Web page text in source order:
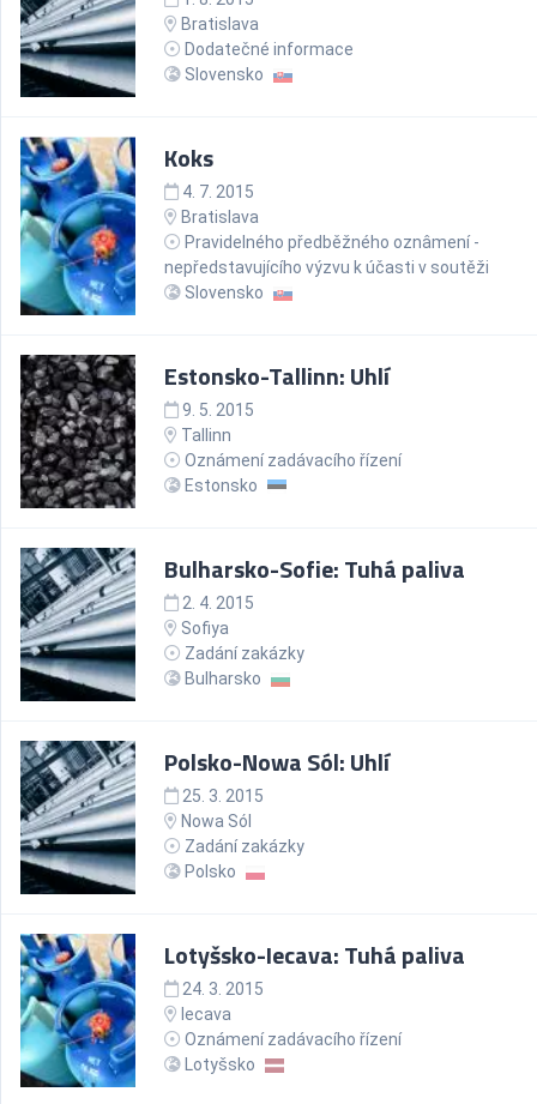
Bratislava
Dodatečné informace
Slovensko
Koks
4. 7. 2015
Bratislava
Pravidelného předběžného oznâmení -
nepředstavujícího výzvu k účasti v soutěži
Slovensko
Estonsko-Tallinn: Uhlí
9. 5. 2015
Tallinn
Oznámení zadávacího řízení
Estonsko
Bulharsko-Sofie: Tuhá paliva
2. 4. 2015
Sofiya
Zadání zakázky
Bulharsko
Polsko-Nowa Sól: Uhlí
25. 3. 2015
Nowa Sól
Zadání zakázky
Polsko
Lotyšsko-Iecava: Tuhá paliva
24. 3. 2015
Iecava
Oznámení zadávacího řízení
Lotyšsko